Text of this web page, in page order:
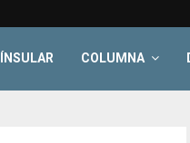
COLUMNA